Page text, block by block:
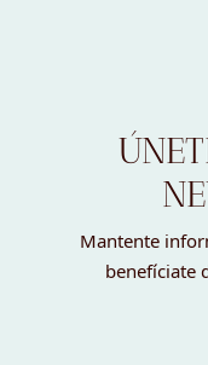
Mantente
benefíciate